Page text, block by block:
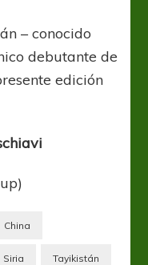
– conocido
debutante de
edición
China
Siria Tayikistán